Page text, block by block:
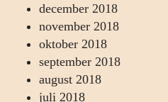
december 2018
november 2018
oktober 2018
september 2018
august 2018
juli 2018